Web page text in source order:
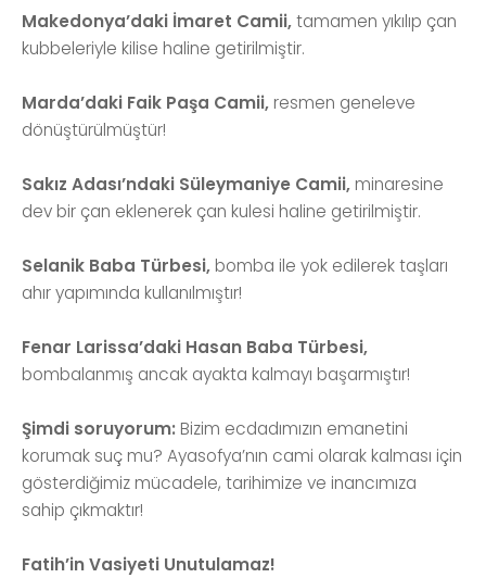
Makedonya’daki İmaret Camii,tamamen yıkılıp çan
kubbeleriyle kilise haline getirilmiştir.
Marda’daki Faik Paşa Camii, resmen geneleve
dönüştürülmüştür!
Sakız Adası’ndaki Süleymaniye Camii, minaresine
dev bir çan eklenerek çan kulesi haline getirilmiştir.
Selanik Baba Türbesi, bomba ile yok edilerek taşları
ahır yapımında kullanılmıştır!
Fenar Larissa’daki Hasan Baba Türbesi,
bombalanmış ancak ayakta kalmayı başarmıştır!
Şimdi soruyorum: Bizim ecdadımızın emanetini
korumak suç mu? Ayasofya’nın cami olarak kalması için
gösterdiğimiz mücadele, tarihimize ve inancımıza
sahip çıkmaktır!
Fatih’in Vasiyeti Unutulamaz!